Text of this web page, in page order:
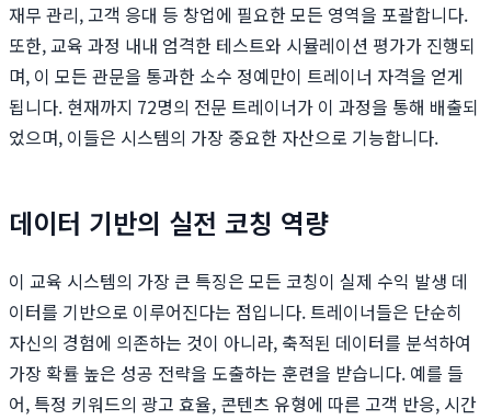
재무 관리, 고객 응대 등 창업에 필요한 모든 영역을 포괄합니다.
또한, 교육 과정 내내 엄격한 테스트와 시뮬레이션 평가가 진행되
며, 이 모든 관문을 통과한 소수 정예만이 트레이너 자격을 얻게
됩니다. 현재까지 72명의 전문 트레이너가 이 과정을 통해 배출되
었으며, 이들은 시스템의 가장 중요한 자산으로 기능합니다.
데이터 기반의 실전 코칭 역량
이 교육 시스템의 가장 큰 특징은 모든 코칭이 실제 수익 발생 데
이터를 기반으로 이루어진다는 점입니다. 트레이너들은 단순히
자신의 경험에 의존하는 것이 아니라, 축적된 데이터를 분석하여
가장 확률 높은 성공 전략을 도출하는 훈련을 받습니다. 예를 들
어, 특정 키워드의 광고 효율, 콘텐츠 유형에 따른 고객 반응, 시간